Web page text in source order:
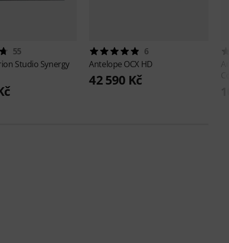
55
Studio Synergy
6
Antelope OCX HD
42 590 Kč